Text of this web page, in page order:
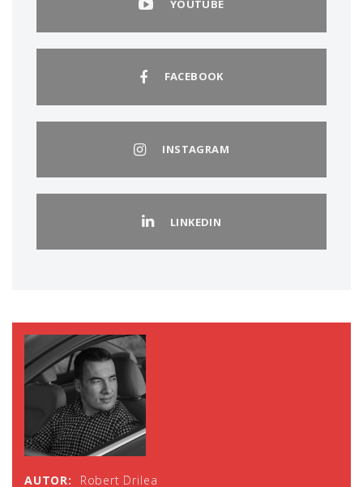
YOUTUBE
FACEBOOK
INSTAGRAM
LINKEDIN
AUTOR: Robert Drilea